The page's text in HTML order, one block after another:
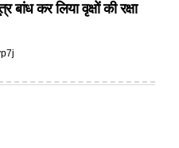
बांध कर लिया वृक्षों की रक्षा